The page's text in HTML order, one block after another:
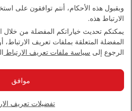
بيان إمكانية الدخول
اتصل بنا
سياسة الخصوصية
الشروط والأحكام
سياسة ملفات تعريف الارتباط
بيان الشفافية بموجب قانون
وبقبول هذه الأحكام، أنتم توافقون على
الارتباط هذه.
يمكنكم تحديث خياراتكم المفضلة من خلال
المفضلة المتعلقة بملفات تعريف
الرجوع إلى سياسة ملفات تعريف الارتباط
تفضيلات تعريف
موافق